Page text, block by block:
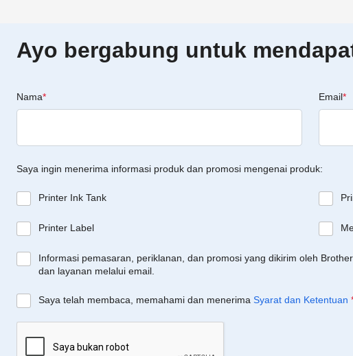
Ayo bergabung untuk
Nama* Email*
Saya ingin menerima informasi produk dan promosi mengenai produk:
Printer Ink Tank
Printer Label
Informasi pemasaran, periklanan, dan promosi yang dikirim oleh
dan layanan melalui email.
Saya telah membaca, memahami dan menerima Syarat dan Ketentuan